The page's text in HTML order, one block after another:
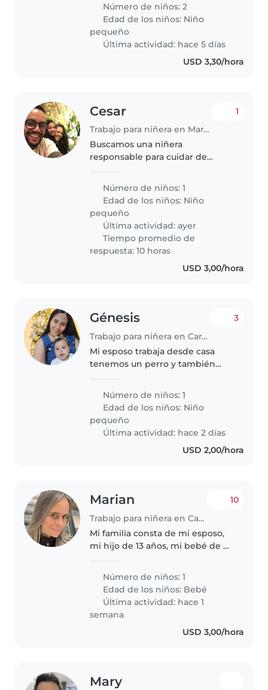
no les asuste un poco de
organización en el hogar
Número de niños: 2
Edad de los niños: Niño
pequeño
Última actividad: hace 5 días
USD 3,30/hora
Cesar
Trabajo para niñera en Maracaibo
1
Buscamos una niñera
responsable para cuidar de
Prefieren alguien cómodo
cocinando y con la casa
ordenada. Queremos a alguien
con energía y personalidad..
Número de niños: 1
Edad de los niños: Niño
pequeño
Última actividad: ayer
Tiempo promedio de
respuesta: 10 horas
USD 3,00/hora
Génesis
Trabajo para niñera en Caracas
3
Mi esposo trabaja desde casa
tenemos un perro y también
Número de niños: 1
Edad de los niños: Niño
pequeño
Última actividad: hace 2 días
USD 2,00/hora
Marian
Trabajo para niñera en Caracas
10
Mi familia consta de mi esposo,
mi hijo de 13 años, mi bebé de 6
Número de niños: 1
Edad de los niños: Bebé
Última actividad: hace 1
semana
USD 3,00/hora
Mary